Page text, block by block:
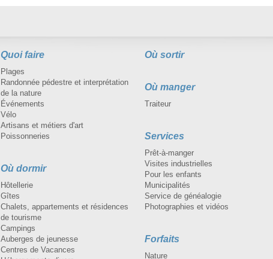
Quoi faire
Plages
Randonnée pédestre et interprétation
de la nature
Événements
Vélo
Artisans et métiers d'art
Poissonneries
Où dormir
Hôtellerie
Gîtes
Chalets, appartements et résidences
de tourisme
Campings
Auberges de jeunesse
Centres de Vacances
Où sortir
Où manger
Traiteur
Services
Prêt-à-manger
Visites industrielles
Pour les enfants
Municipalités
Service de généalogie
Photographies et vidéos
Forfaits
Nature